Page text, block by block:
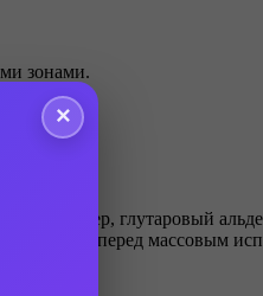
зонами.
Например, глутаровый
участке перед массовым
×